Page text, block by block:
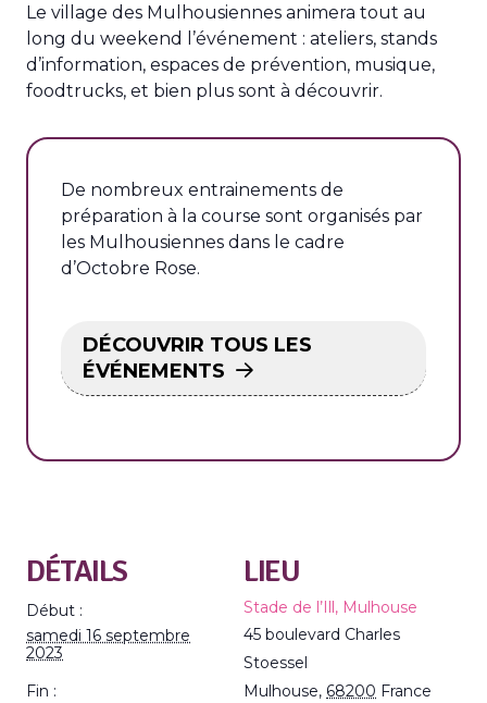
Le village des Mulhousiennes animera tout au
long du weekend l’événement : ateliers, stands
d’information, espaces de prévention, musique,
foodtrucks, et bien plus sont à découvrir.
De nombreux entrainements de
préparation à la course sont organisés par
les Mulhousiennes dans le cadre
d’Octobre Rose.
DÉCOUVRIR TOUS LES
ÉVÉNEMENTS
DÉTAILS
Début :
samedi 16 septembre
2023
Fin :
LIEU
Stade de l’Ill, Mulhouse
45 boulevard Charles
Stoessel
Mulhouse, 68200 France